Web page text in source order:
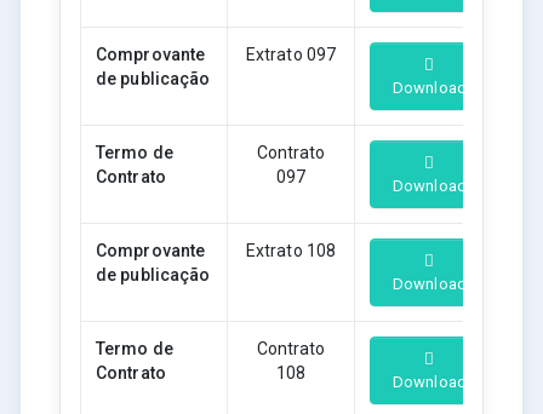
Comprovante
de publicação
Extrato 097
Download
Termo de
Contrato
Contrato
097
Download
Comprovante
de publicação
Extrato 108
Download
Termo de
Contrato
Contrato
108
Download